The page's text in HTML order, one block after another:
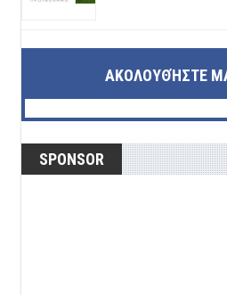
ΑΚΟΛΟΥΘΉΣΤΕ
SPONSOR